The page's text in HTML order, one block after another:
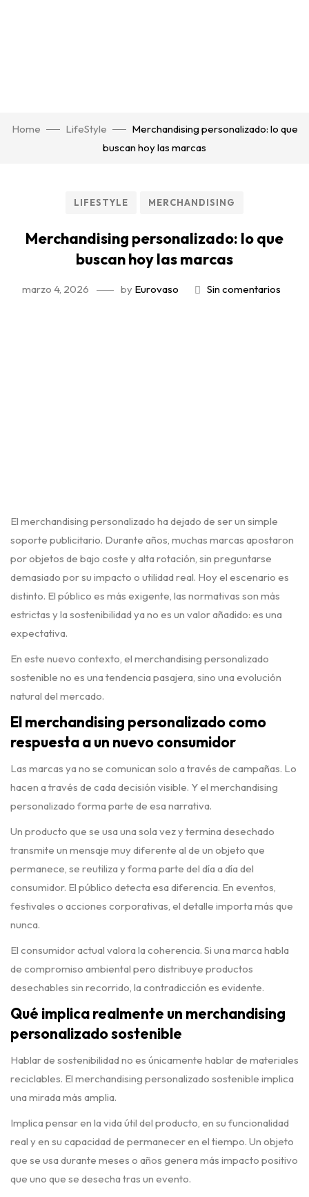
Home LifeStyle
Merchandising personalizado: lo que
buscan hoy las marcas
LIFESTYLE MERCHANDISING
Merchandising personalizado: lo que
buscan hoy las marcas
marzo 4, 2026 by Eurovaso Sin comentarios
El merchandising personalizado ha dejado de ser un simple
soporte publicitario. Durante años, muchas marcas apostaron
por objetos de bajo coste y alta rotación, sin preguntarse
demasiado por su impacto o utilidad real. Hoy el escenario es
distinto. El público es más exigente, las normativas son más
estrictas y la sostenibilidad ya no es un valor añadido: es una
expectativa.
En este nuevo contexto, el merchandising personalizado
sostenible no es una tendencia pasajera, sino una evolución
natural del mercado.
El merchandising personalizado como
respuesta a un nuevo consumidor
Las marcas ya no se comunican solo a través de campañas. Lo
hacen a través de cada decisión visible. Y el merchandising
personalizado forma parte de esa narrativa.
Un producto que se usa una sola vez y termina desechado
transmite un mensaje muy diferente al de un objeto que
permanece, se reutiliza y forma parte del día a día del
consumidor. El público detecta esa diferencia. En eventos,
festivales o acciones corporativas, el detalle importa más que
nunca.
El consumidor actual valora la coherencia. Si una marca habla
de compromiso ambiental pero distribuye productos
desechables sin recorrido, la contradicción es evidente.
Qué implica realmente un merchandising
personalizado sostenible
Hablar de sostenibilidad no es únicamente hablar de materiales
reciclables. El merchandising personalizado sostenible implica
una mirada más amplia.
Implica pensar en la vida útil del producto, en su funcionalidad
real y en su capacidad de permanecer en el tiempo. Un objeto
que se usa durante meses o años genera más impacto positivo
que uno que se desecha tras un evento.